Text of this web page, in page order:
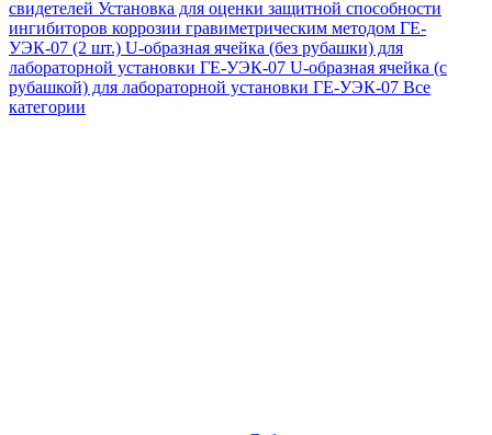
свидетелей Установка для оценки защитной способности
ингибиторов коррозии гравиметрическим методом ГЕ-
УЭК-07 (2 шт.) U-образная ячейка (без рубашки) для
лабораторной установки ГЕ-УЭК-07 U-образная ячейка (с
рубашкой) для лабораторной установки ГЕ-УЭК-07 Все
категории